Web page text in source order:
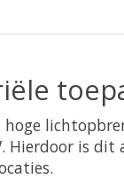
Hierdoor is